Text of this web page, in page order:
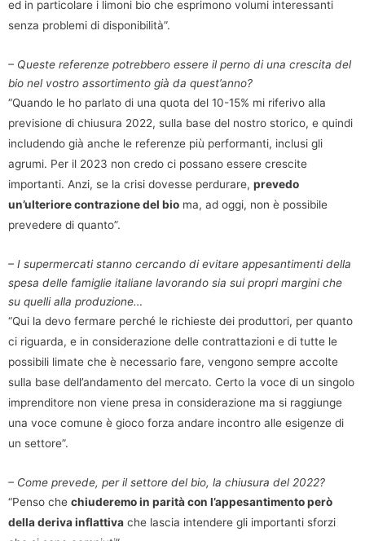
ed in particolare i limoni bio che esprimono volumi interessanti
senza problemi di disponibilità”.
– Queste referenze potrebbero essere il perno di una crescita del
bio nel vostro assortimento già da quest’anno?
“Quando le ho parlato di una quota del 10-15% mi riferivo alla
previsione di chiusura 2022, sulla base del nostro storico, e quindi
includendo già anche le referenze più performanti, inclusi gli
agrumi. Per il 2023 non credo ci possano essere crescite
importanti. Anzi, se la crisi dovesse perdurare, prevedo
un’ulteriore contrazione del bio ma, ad oggi, non è possibile
prevedere di quanto”.
– I supermercati stanno cercando di evitare appesantimenti della
spesa delle famiglie italiane lavorando sia sui propri margini che
su quelli alla produzione…
“Qui la devo fermare perché le richieste dei produttori, per quanto
ci riguarda, e in considerazione delle contrattazioni e di tutte le
possibili limate che è necessario fare, vengono sempre accolte
sulla base dell’andamento del mercato. Certo la voce di un singolo
imprenditore non viene presa in considerazione ma si raggiunge
una voce comune è gioco forza andare incontro alle esigenze di
un settore”.
– Come prevede, per il settore del bio, la chiusura del 2022?
“Penso che chiuderemo in parità con l’appesantimento però
della deriva inflattiva che lascia intendere gli importanti sforzi